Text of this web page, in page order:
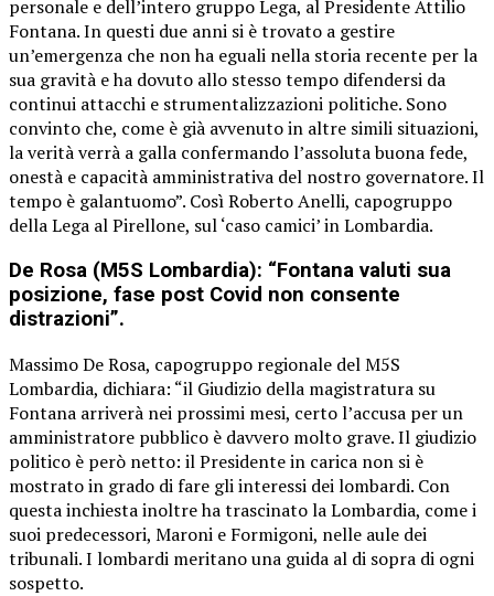
personale e dell’intero gruppo Lega, al Presidente Attilio
Fontana. In questi due anni si è trovato a gestire
un’emergenza che non ha eguali nella storia recente per la
sua gravità e ha dovuto allo stesso tempo difendersi da
continui attacchi e strumentalizzazioni politiche. Sono
convinto che, come è già avvenuto in altre simili situazioni,
la verità verrà a galla confermando l’assoluta buona fede,
onestà e capacità amministrativa del nostro governatore. Il
tempo è galantuomo”. Così Roberto Anelli, capogruppo
della Lega al Pirellone, sul ‘caso camici’ in Lombardia.
De Rosa (M5S Lombardia): “Fontana valuti sua
posizione, fase post Covid non consente
distrazioni”.
Massimo De Rosa, capogruppo regionale del M5S
Lombardia, dichiara: “il Giudizio della magistratura su
Fontana arriverà nei prossimi mesi, certo l’accusa per un
amministratore pubblico è davvero molto grave. Il giudizio
politico è però netto: il Presidente in carica non si è
mostrato in grado di fare gli interessi dei lombardi. Con
questa inchiesta inoltre ha trascinato la Lombardia, come i
suoi predecessori, Maroni e Formigoni, nelle aule dei
tribunali. I lombardi meritano una guida al di sopra di ogni
sospetto.